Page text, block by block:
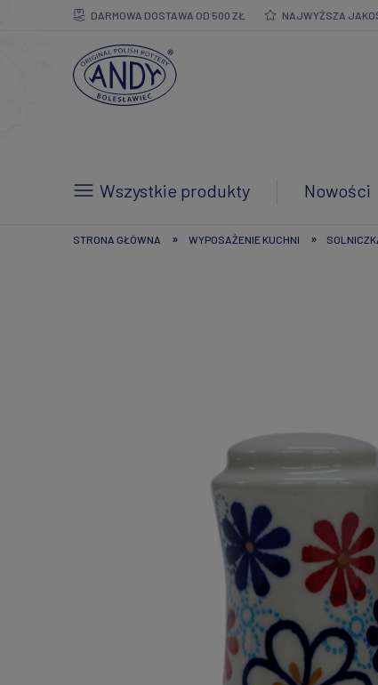
DARMOWA DOSTAWA OD 500 ZŁ NAJWYŻSZA
Wszystkie produkty Nowości
STRONA GŁÓWNA » WYPOSAŻENIE KUCHNI »